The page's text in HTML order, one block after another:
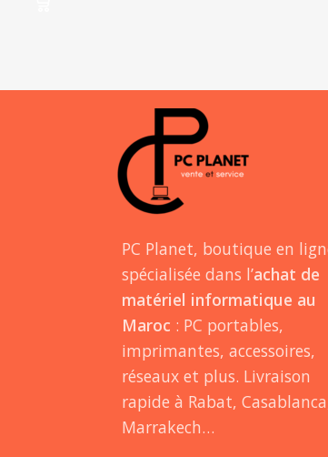
PC Planet, boutique en
spécialisée dans l’achat de
matériel informatique au
Maroc : PC portables,
imprimantes, accessoires,
réseaux et plus. Livraison
rapide à Rabat,
Marrakech…